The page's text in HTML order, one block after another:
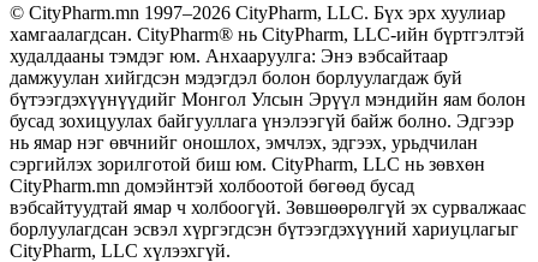
© CityPharm.mn 1997–2026 CityPharm, LLC. Бүх эрх хуулиар
хамгаалагдсан. CityPharm® нь CityPharm, LLC-ийн бүртгэлтэй
худалдааны тэмдэг юм. Анхааруулга: Энэ вэбсайтаар
дамжуулан хийгдсэн мэдэгдэл болон борлуулагдаж буй
бүтээгдэхүүнүүдийг Монгол Улсын Эрүүл мэндийн яам болон
бусад зохицуулах байгууллага үнэлээгүй байж болно. Эдгээр
нь ямар нэг өвчнийг оношлох, эмчлэх, эдгээх, урьдчилан
сэргийлэх зорилготой биш юм. CityPharm, LLC нь зөвхөн
CityPharm.mn домэйнтэй холбоотой бөгөөд бусад
вэбсайтуудтай ямар ч холбоогүй. Зөвшөөрөлгүй эх сурвалжаас
борлуулагдсан эсвэл хүргэгдсэн бүтээгдэхүүний хариуцлагыг
CityPharm, LLC хүлээхгүй.